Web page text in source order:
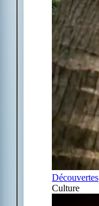
Découvertes
Culture